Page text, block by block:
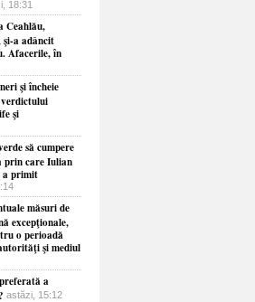
18:31
Ceahlău,
a adâncit
Afacerile, în
şi încheie
verdictului
şi
să cumpere
prin care Iulian
a primit
măsuri de
excepţionale,
o perioadă
şi mediul
a
astăzi, 15:12